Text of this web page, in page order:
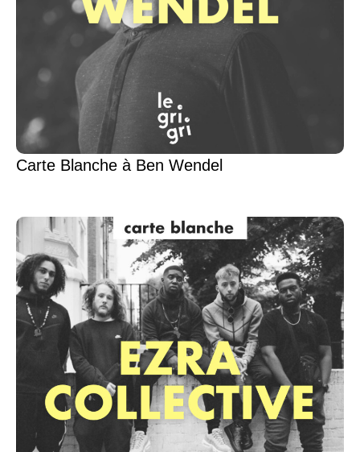
Carte Blanche à Ben Wendel